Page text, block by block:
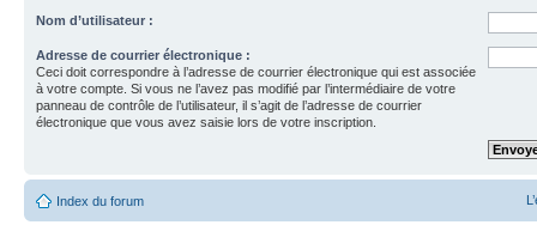
Nom d’utilisateur :
Adresse de courrier électronique :
Ceci doit correspondre à l’adresse de courrier électronique qui est associée
à votre compte. Si vous ne l’avez pas modifié par l’intermédiaire de votre
panneau de contrôle de l’utilisateur, il s’agit de l’adresse de courrier
électronique que vous avez saisie lors de votre inscription.
Index du forum